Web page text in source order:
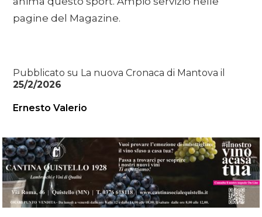
pagine del Magazine.
Pubblicato su La nuova Cronaca di Mantova il
25/2/2026
Ernesto Valerio